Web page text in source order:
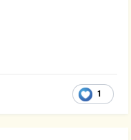
1